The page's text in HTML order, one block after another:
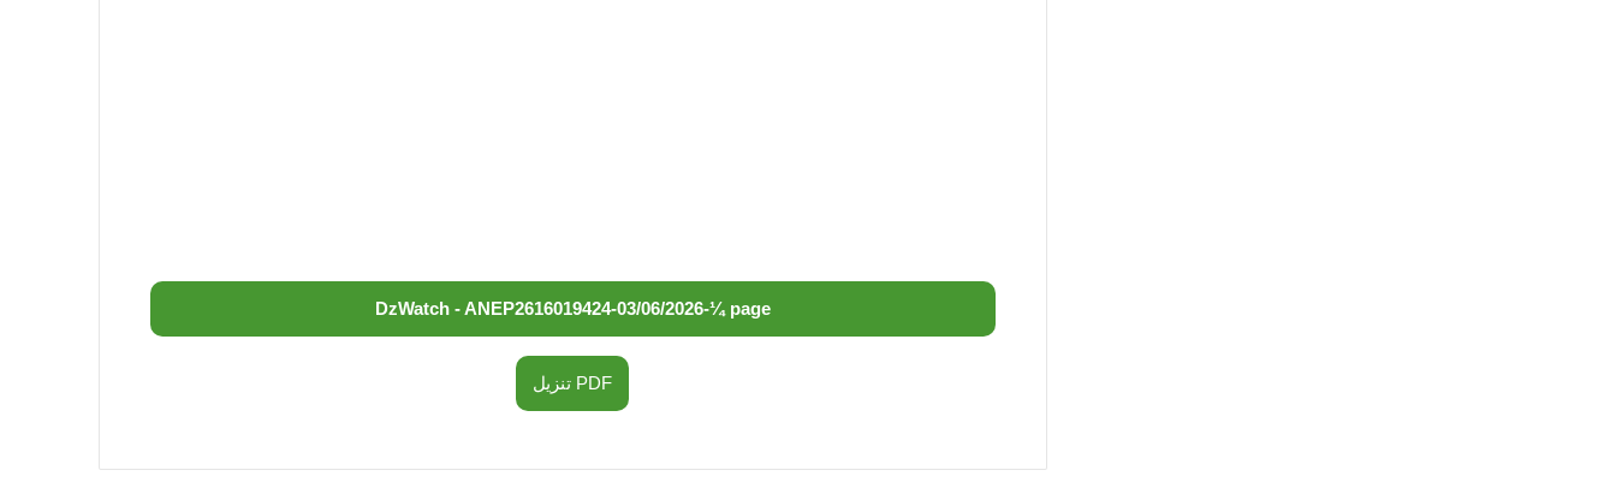
DzWatch - ANEP2616019424-03/06/2026-¼ page
تنزيل PDF